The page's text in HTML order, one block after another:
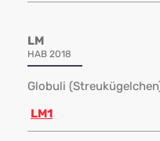
LM
HAB 2018
Globuli
LM1